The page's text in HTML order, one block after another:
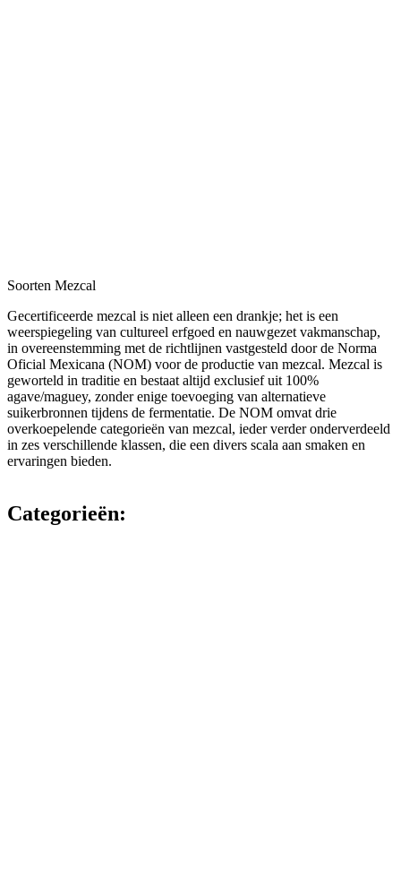
Soorten Mezcal
Gecertificeerde mezcal is niet alleen een drankje; het is een
weerspiegeling van cultureel erfgoed en nauwgezet vakmanschap,
in overeenstemming met de richtlijnen vastgesteld door de Norma
Oficial Mexicana (NOM) voor de productie van mezcal. Mezcal is
geworteld in traditie en bestaat altijd exclusief uit 100%
agave/maguey, zonder enige toevoeging van alternatieve
suikerbronnen tijdens de fermentatie. De NOM omvat drie
overkoepelende categorieën van mezcal, ieder verder onderverdeeld
in zes verschillende klassen, die een divers scala aan smaken en
ervaringen bieden.
Categorieën: